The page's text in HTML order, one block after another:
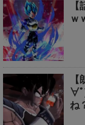
ｗ
∀ﾟ
ね